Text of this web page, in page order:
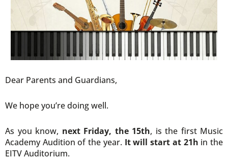
Dear Parents and Guardians,
We hope you’re doing well.
As you know, next Friday, the 15th, is the first Music
Academy Audition of the year. It will start at 21h in the
EITV Auditorium.